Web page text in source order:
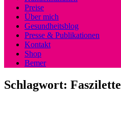
Preise
Über mich
Gesundheitsblog
Presse & Publikationen
Kontakt
Shop
Bemer
Schlagwort: Faszilette